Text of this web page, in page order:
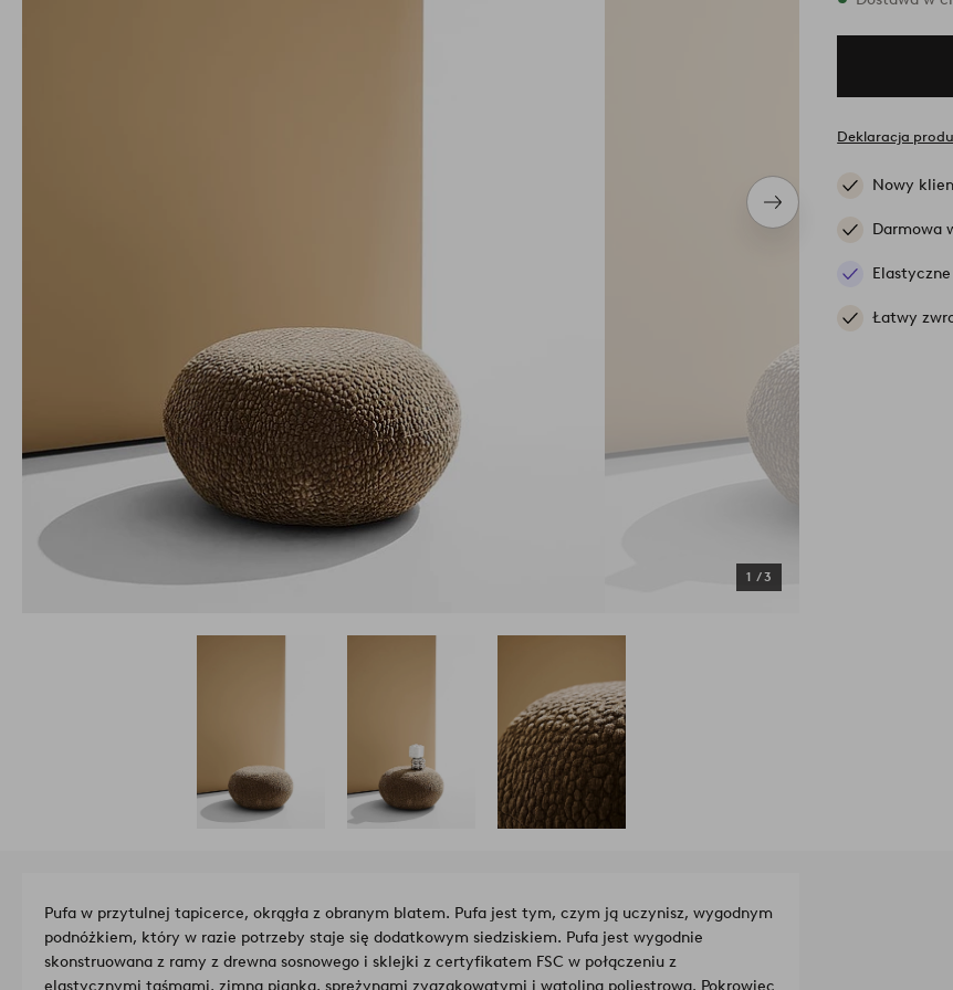
Następny
produkt
1 /3
Deklaracja
Nowy
Darmowa
Łatwy
Pufa w przytulnej tapicerce, okrągła z obranym blatem. Pufa jest tym, czym ją uczynisz, wygodnym
podnóżkiem, który w razie potrzeby staje się dodatkowym siedziskiem. Pufa jest wygodnie
skonstruowana z ramy z drewna sosnowego i sklejki z certyfikatem FSC w połączeniu z
elastycznymi taśmami, zimną pianką, sprężynami zygzakowatymi i watoliną poliestrową. Pokrowiec